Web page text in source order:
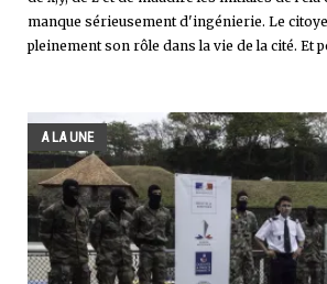
manque sérieusement d'ingénierie. Le
pleinement son rôle dans la vie de la cité. Et
A LA UNE